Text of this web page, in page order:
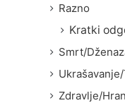
Razno
Kratki
Smrt/
Zdravlje/